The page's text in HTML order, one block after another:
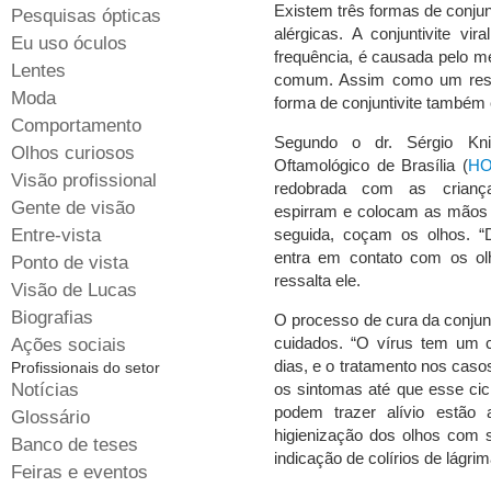
Existem três formas de
alérgicas. A conjuntivite
frequência, é causada pelo
comum. Assim como um
forma de conjuntivite
Segundo o dr. Sérgio
Oftamológico de Brasília (
redobrada com as
espirram e colocam as
seguida, coçam os olhos.
entra em contato com os
ressalta ele.
O processo de cura da
cuidados. “O vírus tem um
dias, e o tratamento nos
os sintomas até que esse
podem trazer alívio estão
higienização dos olhos com
indicação de colírios de
Pesquisas ópticas
Eu uso óculos
Lentes
Moda
Comportamento
Olhos curiosos
Visão profissional
Gente de visão
Entre-vista
Ponto de vista
Visão de Lucas
Biografias
Ações sociais
Profissionais do setor
Notícias
Glossário
Banco de teses
Feiras e eventos